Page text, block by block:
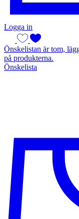
Logga in
Önskelistan är tom,
på produkterna.
Önskelista